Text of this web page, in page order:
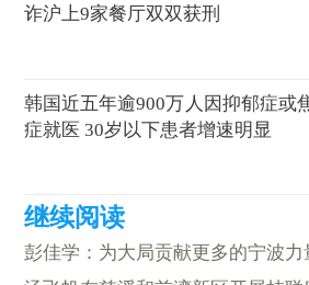
诈沪上9家餐厅双双获刑
韩国近五年逾900万人因抑郁症或
症就医 30岁以下患者增速明显
彭佳学：为大局贡献更多的宁波力